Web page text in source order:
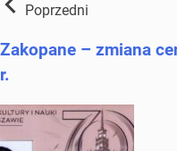
Poprzedni
Zakopane – zmiana
r.